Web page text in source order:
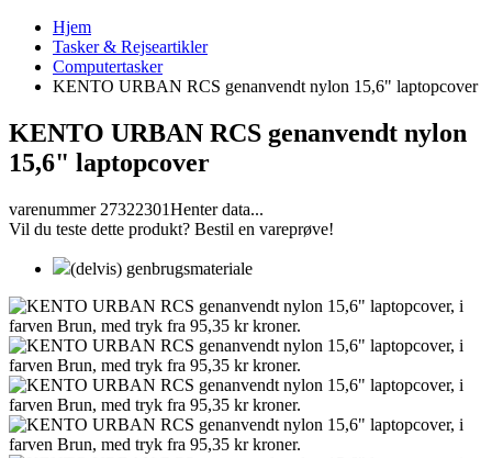
Hjem
Tasker & Rejseartikler
Computertasker
KENTO URBAN RCS genanvendt nylon 15,6" laptopcover
KENTO URBAN RCS genanvendt nylon
15,6" laptopcover
varenummer 27322301Henter data...
Vil du teste dette produkt? Bestil en vareprøve!
(delvis) genbrugsmateriale